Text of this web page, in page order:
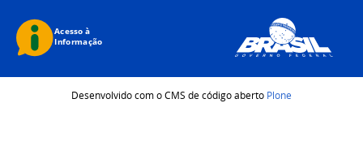
Desenvolvido com o CMS de código aberto Plone